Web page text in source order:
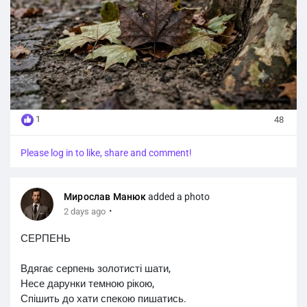
1 48
Please log in to like, share and comment!
Мирослав Манюкadded a photo
2 days ago ·
СЕРПЕНЬ
Вдягає серпень золотисті шати,
Несе дарунки темною рікою,
Спішить до хати спекою пишатись.